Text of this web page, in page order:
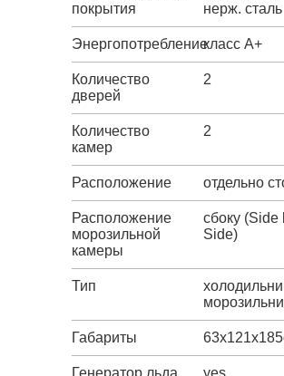
покрытия
нерж. сталь
Энергопотреблениекласс A+
Количество
дверей
2
Количество
камер
2
Расположение отдельно
Расположение
морозильной
камеры
сбоку (Side
Side)
Тип
Габариты
Генератор льда yes